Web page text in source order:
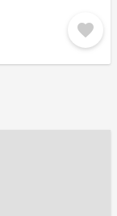
favorite